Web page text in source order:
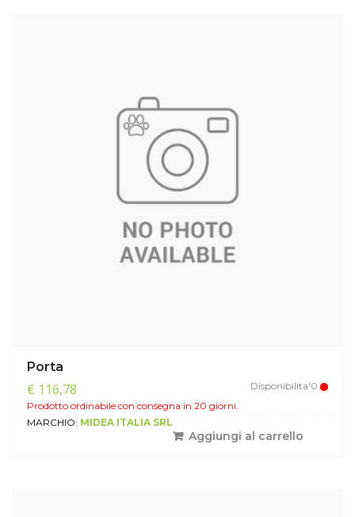
Porta
€ 116,78
Disponibilita'0
Prodotto ordinabile con consegna in 20 giorni.
MARCHIO: MIDEA ITALIA SRL
Aggiungi al carrello